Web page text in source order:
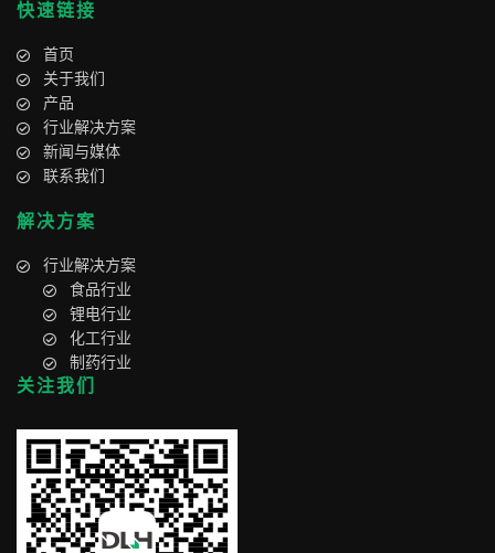
快速链接
首页
关于我们
产品
行业解决方案
新闻与媒体
联系我们
解决方案
行业解决方案
食品行业
锂电行业
化工行业
制药行业
关注我们